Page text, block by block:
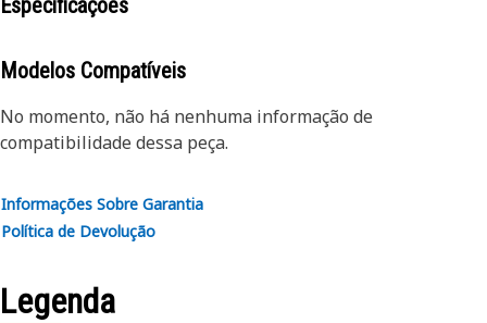
Especificações
Modelos Compatíveis
No momento, não há nenhuma informação de
compatibilidade dessa peça.
Informações Sobre Garantia
Política de Devolução
Legenda